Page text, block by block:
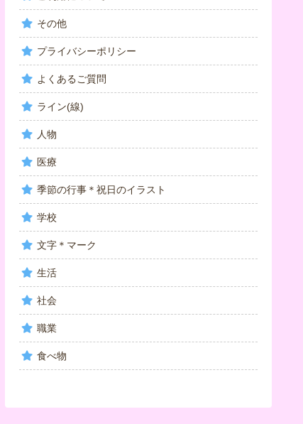
その他
プライバシーポリシー
よくあるご質問
ライン(線)
人物
医療
季節の行事＊祝日のイラスト
学校
文字＊マーク
生活
社会
職業
食べ物